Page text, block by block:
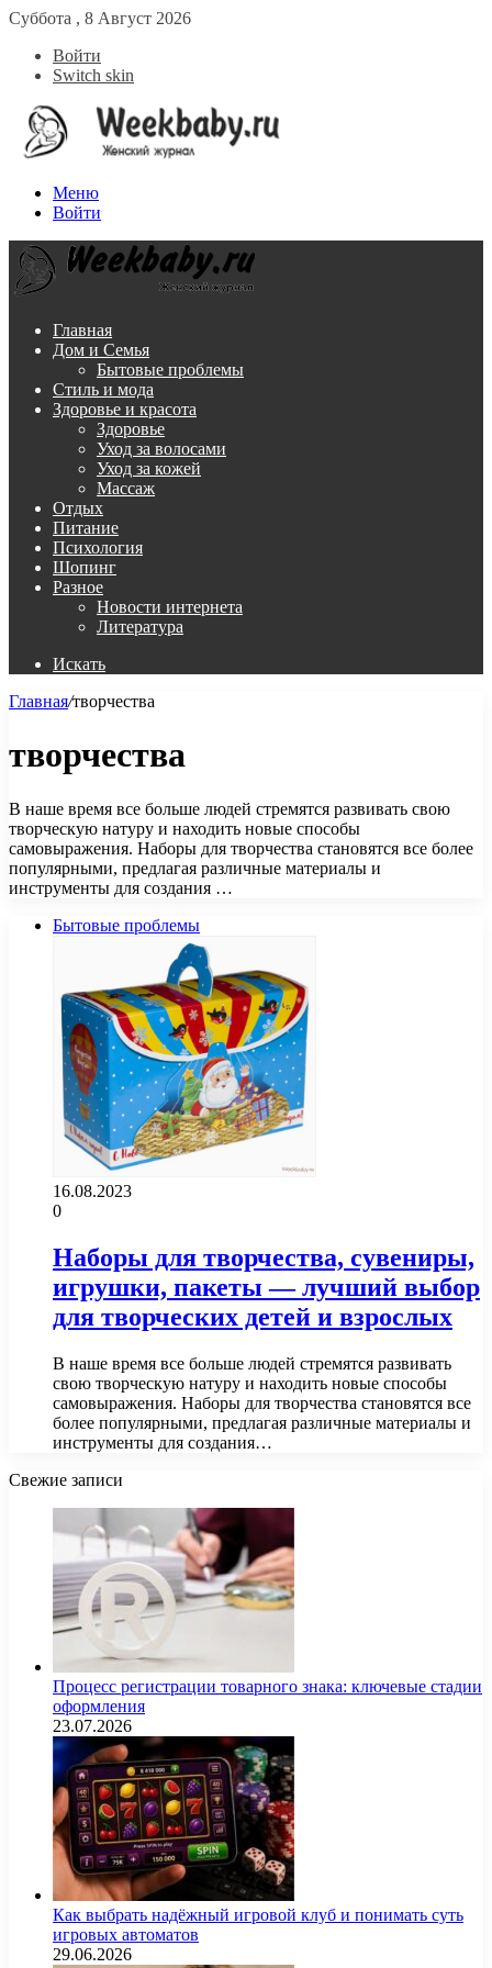
Суббота , 8 Август 2026
Войти
Switch skin
Меню
Войти
Главная
Дом и Семья
Бытовые проблемы
Стиль и мода
Здоровье и красота
Здоровье
Уход за волосами
Уход за кожей
Массаж
Отдых
Питание
Психология
Шопинг
Разное
Новости интернета
Литература
Искать
Главная/творчества
творчества
В наше время все больше людей стремятся развивать свою
творческую натуру и находить новые способы
самовыражения. Наборы для творчества становятся все более
популярными, предлагая различные материалы и
инструменты для создания …
Бытовые проблемы
16.08.2023
0
Наборы для творчества, сувениры,
игрушки, пакеты — лучший выбор
для творческих детей и взрослых
В наше время все больше людей стремятся развивать
свою творческую натуру и находить новые способы
самовыражения. Наборы для творчества становятся все
более популярными, предлагая различные материалы и
инструменты для создания…
Свежие записи
Процесс регистрации товарного знака: ключевые стадии
оформления
23.07.2026
Как выбрать надёжный игровой клуб и понимать суть
игровых автоматов
29.06.2026